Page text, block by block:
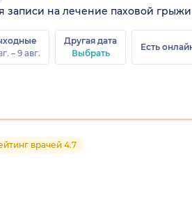
на лечение паховой грыжи
– 9 авг.
Другая дата
Выбрать
Есть
врачей 4.7